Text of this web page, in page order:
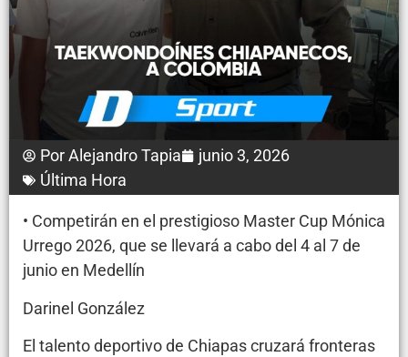
PorAlejandro Tapia
junio 3, 2026
Última Hora
• Competirán en el prestigioso Master Cup Mónica
Urrego 2026, que se llevará a cabo del 4 al 7 de
junio en Medellín
Darinel González
El talento deportivo de Chiapas cruzará fronteras